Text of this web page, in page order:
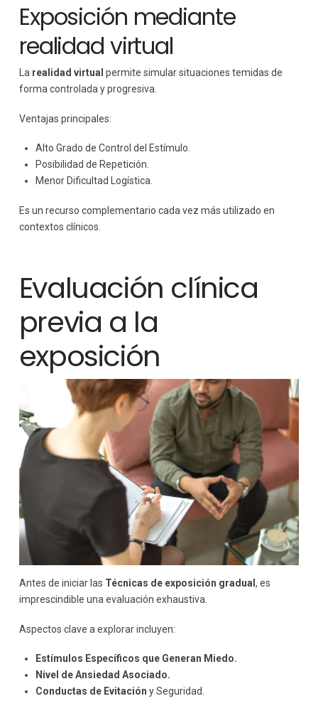
Exposición mediante
realidad virtual
Larealidad virtual permite simular situaciones temidas de
forma controlada y progresiva.
Ventajas principales:
Alto Grado de Control del Estímulo.
Posibilidad de Repetición.
Menor Dificultad Logística.
Es un recurso complementario cada vez más utilizado en
contextos clínicos.
Evaluación clínica
previa a la
exposición
Antes de iniciar las Técnicas de exposición gradual , es
imprescindible una evaluación exhaustiva.
Aspectos clave a explorar incluyen:
Estímulos Específicos que Generan Miedo.
Nivel de Ansiedad Asociado.
Conductas de Evitacióny Seguridad.